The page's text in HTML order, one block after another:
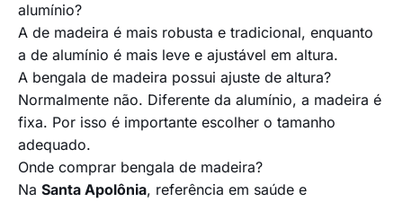
alumínio?
A de madeira é mais robusta e tradicional, enquanto
a de alumínio é mais leve e ajustável em altura.
A bengala de madeira possui ajuste de altura?
Normalmente não. Diferente da alumínio, a madeira é
fixa. Por isso é importante escolher o tamanho
adequado.
Onde comprar bengala de madeira?
Na Santa Apolônia, referência em saúde e